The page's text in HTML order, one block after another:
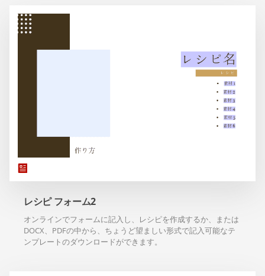
レシピ フォーム2
オンラインでフォームに記入し、レシピを作成するか、または
DOCX、PDFの中から、ちょうど望ましい形式で記入可能なテ
ンプレートのダウンロードができます。